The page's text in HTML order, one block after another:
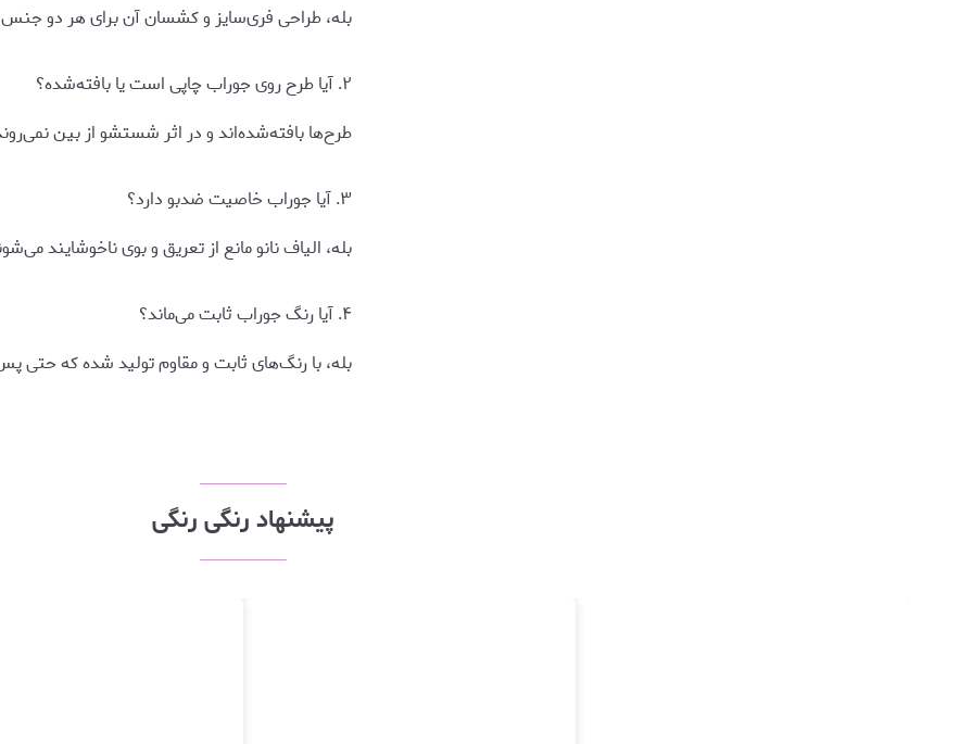
بله، طراحی فری‌سایز و کشسان آن برای هر دو
۲. آیا طرح روی جوراب چاپی است یا بافته‌شده؟
طرح‌ها بافته‌شده‌اند و در اثر شستشو از بین
۳. آیا جوراب خاصیت ضدبو دارد؟
بله، الیاف نانو مانع از تعریق و بوی ناخوشایند
۴. آیا رنگ جوراب ثابت می‌ماند؟
بله، با رنگ‌های ثابت و مقاوم تولید شده که حتی
پیشنهاد رنگی رنگی